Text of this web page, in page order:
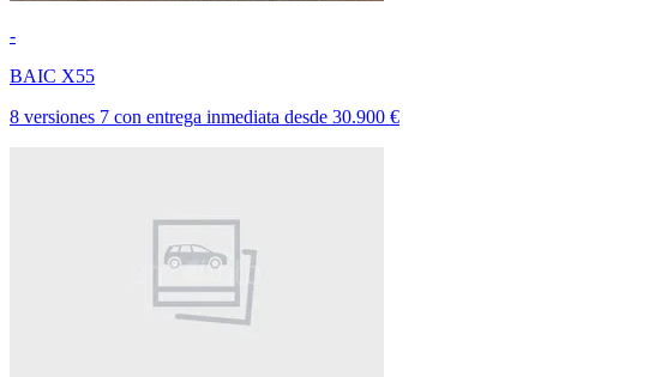
-
BAIC X55
8 versiones 7 con entrega inmediata desde 30.900 €